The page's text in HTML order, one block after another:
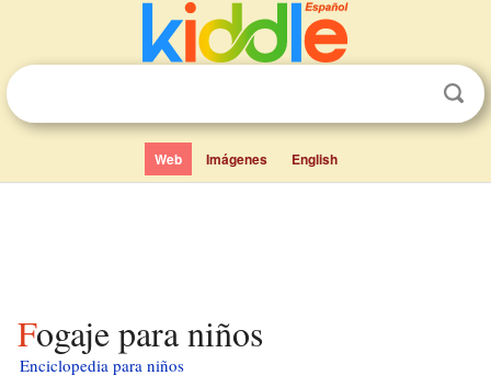
Web Imágenes English
Fogaje para niños
Enciclopedia para niños